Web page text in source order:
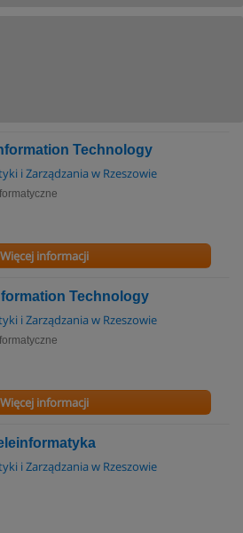
Technology
i Zarządzania w Rzeszowie
Więcej informacji
Technology
i Zarządzania w Rzeszowie
Więcej informacji
i Zarządzania w Rzeszowie